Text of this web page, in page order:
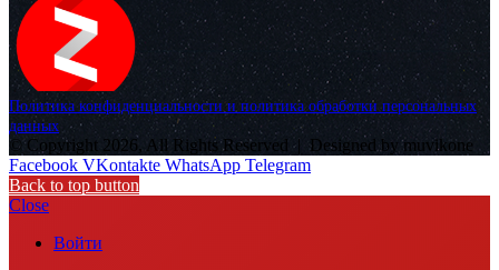
Политика конфиденциальности и политика обработки персональных
данных
© Copyright 2026, All Rights Reserved | Designed by muvikone
Facebook VKontakte WhatsApp Telegram
Back to top button
Close
Войти